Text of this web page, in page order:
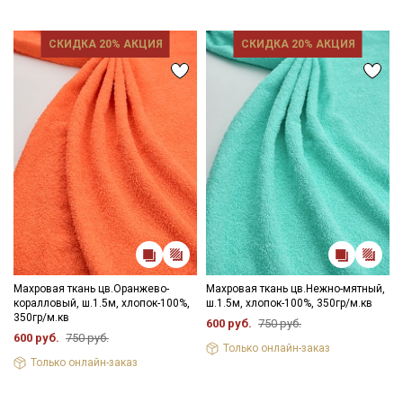
СКИДКА 20% АКЦИЯ
Махровая ткань цв.Оранжево-
коралловый, ш.1.5м, хлопок-100%,
350гр/м.кв
600 руб. 750 руб.
Только онлайн-заказ
СКИДКА 20% АКЦИЯ
Махровая ткань цв.Нежно-мятный,
ш.1.5м, хлопок-100%, 350гр/м.кв
600 руб. 750 руб.
Только онлайн-заказ
Секретная рассылка от Купава
Мы публикуем здесь дополнительные
промокоды и скидки до 30% на узкие
категории тканей
Электронная почта